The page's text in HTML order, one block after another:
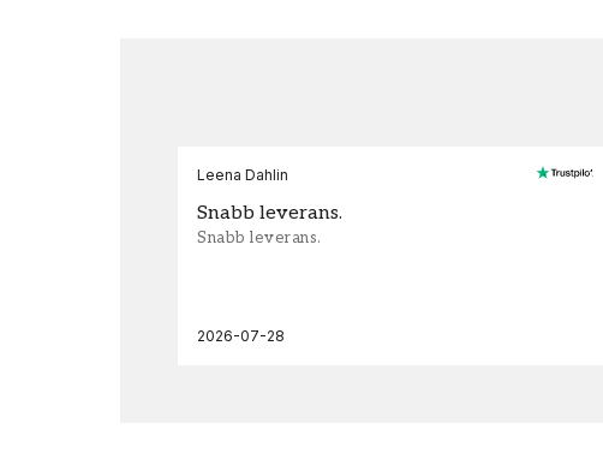
Leena Dahlin
Snabb leverans.
Snabb leverans.
2026-07-28